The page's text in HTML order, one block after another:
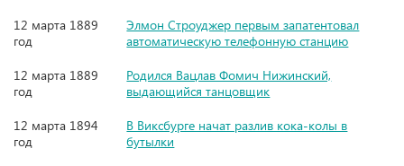
12 марта 1889
год
Элмон Строуджер первым запатентовал
автоматическую телефонную станцию
12 марта 1889
год
Родился Вацлав Фомич Нижинский,
выдающийся танцовщик
12 марта 1894
год
В Виксбурге начат разлив кока-колы в
бутылки